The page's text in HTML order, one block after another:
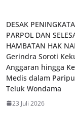
DESAK
PARPOL DAN
HAMBATAN HAK
Gerindra Soroti
Anggaran hingga
Medis dalam
Teluk Wondama
23 Juli 2026